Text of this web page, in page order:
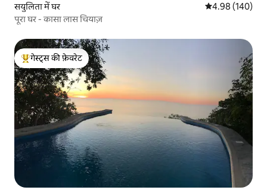
सयुलिता में घर औसत रेटिंग 5 में से
4.98 (140)
पूरा घर - कासा लास चियाज़
गेस्ट्स का टॉप फ़ेवरेट
गेस्ट्स की फ़ेवरेट